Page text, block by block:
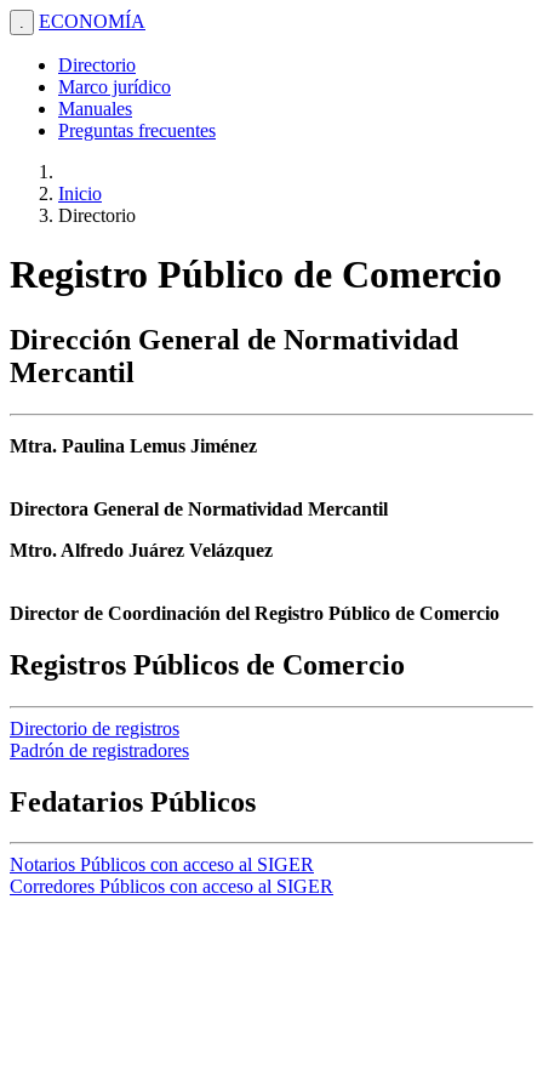
. ECONOMÍA
Directorio
Marco jurídico
Manuales
Preguntas frecuentes
Inicio
Directorio
Registro Público de Comercio
Dirección General de Normatividad
Mercantil
Mtra. Paulina Lemus Jiménez
Directora General de Normatividad Mercantil
Mtro. Alfredo Juárez Velázquez
Director de Coordinación del Registro Público de Comercio
Registros Públicos de Comercio
Directorio de registros
Padrón de registradores
Fedatarios Públicos
Notarios Públicos con acceso al SIGER
Corredores Públicos con acceso al SIGER